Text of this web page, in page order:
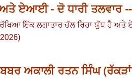
ਏਆਈ - ਦੋ ਧਾਰੀ ਤਲਵਾਰ
ਇੱਕ ਲਗਾਤਾਰ ਚੱਲ ਰਿਹਾ ਯੁੱਧ ਹੈ
ਅਕਾਲੀ ਰਤਨ ਸਿੰਘ (ਰੱਕੜਾਂ